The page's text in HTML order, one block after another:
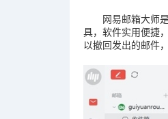
网易邮箱大师
具，软件实用便捷
以撤回发出的邮件